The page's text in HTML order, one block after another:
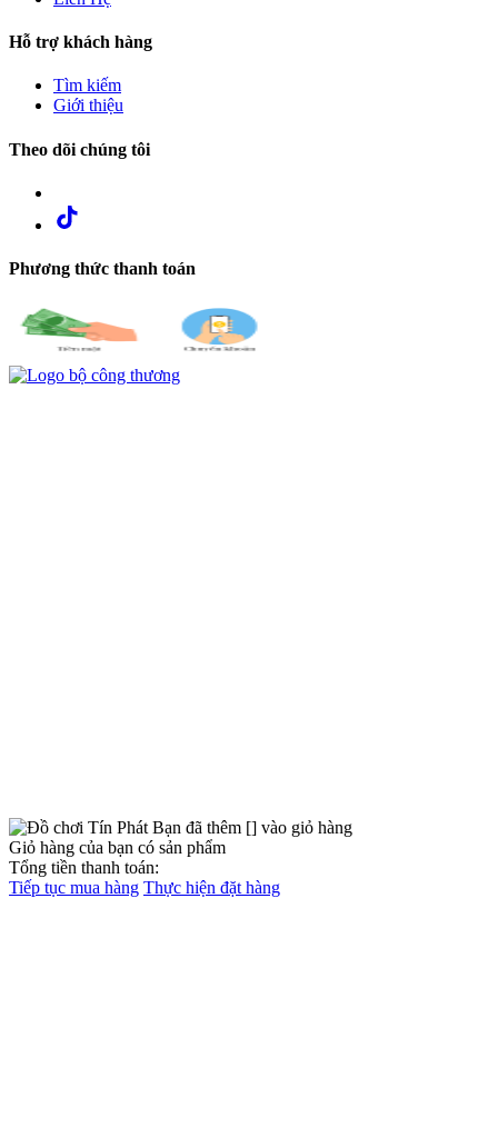
Hỗ trợ khách hàng
Tìm kiếm
Giới thiệu
Theo dõi chúng tôi
Phương thức thanh toán
Bạn đã thêm [] vào giỏ hàng
Giỏ hàng của bạn có sản phẩm
Tổng tiền thanh toán:
Tiếp tục mua hàng Thực hiện đặt hàng